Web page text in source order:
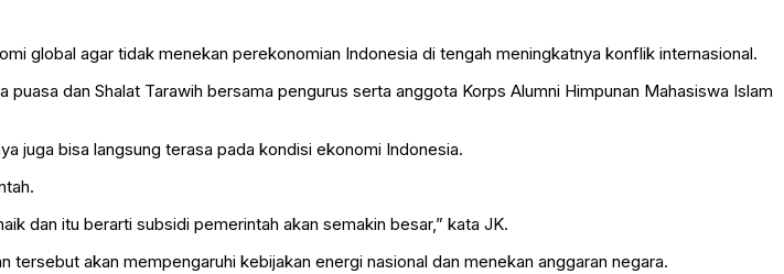
global agar tidak menekan perekonomian Indonesia di tengah meningkatnya konflik internasional.
dan Shalat Tarawih bersama pengurus serta anggota Korps Alumni Himpunan Mahasiswa Islam
juga bisa langsung terasa pada kondisi ekonomi Indonesia.
dan itu berarti subsidi pemerintah akan semakin besar,” kata JK.
akan mempengaruhi kebijakan energi nasional dan menekan anggaran negara.